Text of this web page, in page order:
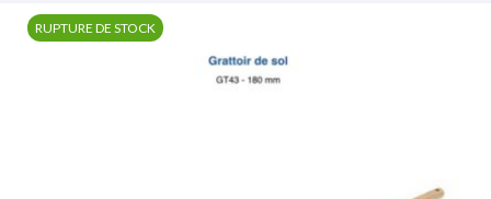
RUPTURE DE STOCK